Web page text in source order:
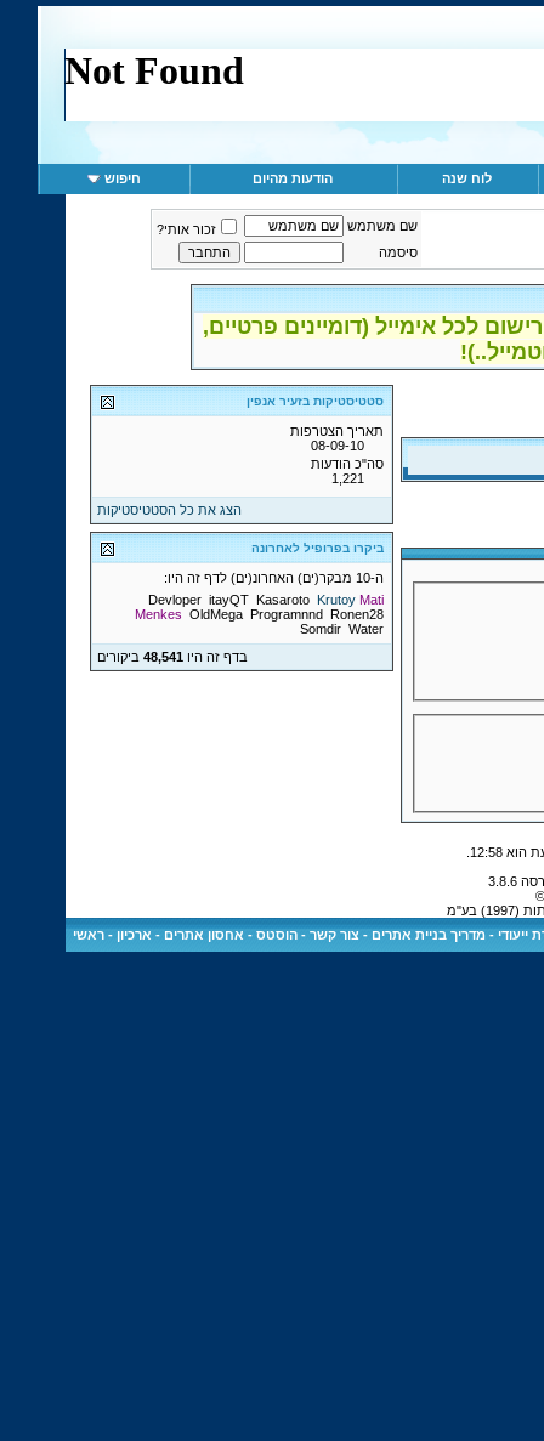
לוח שנה הודעות מהיום חיפוש
שם משתמש
זכור אותי?
סיסמה
לכל אימייל (דומיינים פרטיים,
סטטיסטיקות בזעיר אנפין
תאריך הצטרפות
08-09-10
סה"כ הודעות
1,221
הצג את כל הסטטיסטיקות
ביקרו בפרופיל לאחרונה
ה-10 מבקר(ים) האחרונ(ים) לדף זה היו:
Devloper itayQT Kasaroto Krutoy Mati
Menkes OldMega Programnnd Ronen28
Somdir Water
בדף זה היו48,541 ביקורים
12:58
.
בע"מ
ייעודי -מדריך בניית אתרים -צור קשר -הוסטס - אחסון אתרים - ארכיון -ראשי